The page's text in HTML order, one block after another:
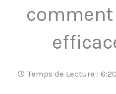
Temps de Lecture :